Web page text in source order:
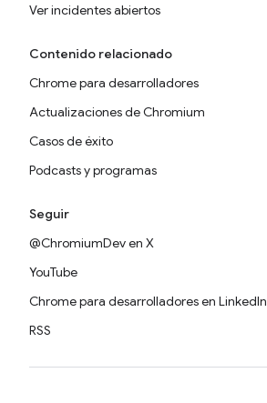
Ver incidentes abiertos
Contenido relacionado
Chrome para desarrolladores
Actualizaciones de Chromium
Casos de éxito
Podcasts y programas
Seguir
@ChromiumDev en X
YouTube
Chrome para desarrolladores en LinkedIn
RSS